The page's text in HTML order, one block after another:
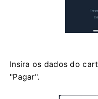
Insira os dados do
"Pagar".